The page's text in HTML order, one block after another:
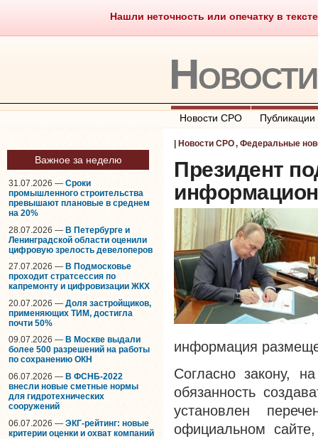
Нашли неточность или опечатку в
Саморегулирование Что
Новости СРО Публикации
Важное за неделю
31.07.2026 — Сроки
промышленного строительства
превышают плановые в среднем
на 20%
28.07.2026 — В Петербурге и
Ленинградской области оценили
цифровую зрелость девелоперов
27.07.2026 — В Подмосковье
проходит стратсессия по
капремонту и цифровизации ЖКХ
20.07.2026 — Доля застройщиков,
применяющих ТИМ, достигла
почти 50%
09.07.2026 — В Москве выдали
более 500 разрешений на работы
по сохранению ОКН
06.07.2026 — В ФСНБ-2022
внесли новые сметные нормы
для гидротехнических
сооружений
06.07.2026 — ЭКГ-рейтинг: новые
критерии оценки и охват компаний
Новости СРО, Федеральные
Президент
информация
Согласно закону,
обязанность
установлен
официальном